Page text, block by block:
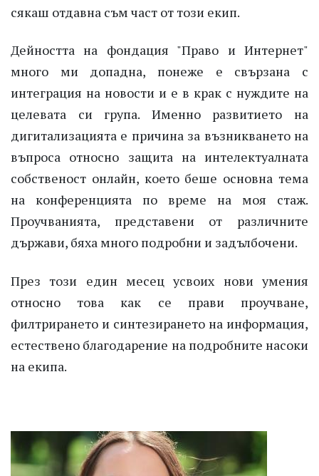
сякаш отдавна съм част от този екип.
Дейността на фондация "Право и Интернет"
много ми допадна, понеже е свързана с
интеграция на новости и е в крак с нуждите на
целевата си група. Именно развитието на
дигитализацията е причина за възникването на
въпроса относно защита на интелектуалната
собственост онлайн, което беше основна тема
на конференцията по време на моя стаж.
Проучванията, представени от различните
държави, бяха много подробни и задълбочени.
През този един месец усвоих нови умения
относно това как се прави проучване,
филтрирането и синтезирането на информация,
естествено благодарение на подробните насоки
на екипа.